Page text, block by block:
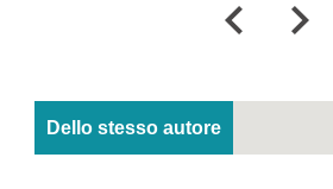
Dello stesso autore